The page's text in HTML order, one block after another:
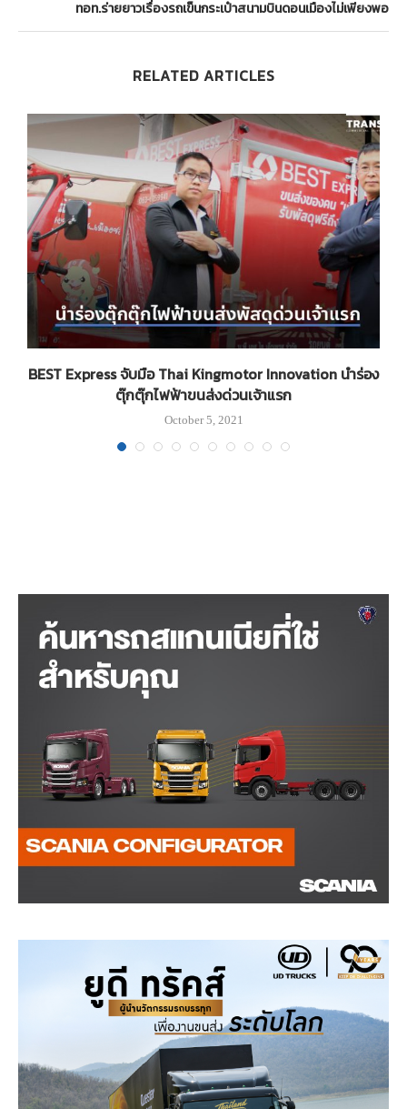
ทอท.ร่ายยาวเรื่องรถเข็นกระเป๋าสนามบินดอนเมืองไม่เพียงพอ
RELATED ARTICLES
BEST Express จับมือ Thai Kingmotor Innovation นำร่อง
ตุ๊กตุ๊กไฟฟ้าขนส่งด่วนเจ้าแรก
October 5, 2021